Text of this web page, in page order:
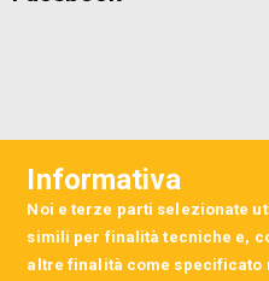
Informativa
Noi e terze parti selezionate
simili per finalità tecniche e,
altre finalità come specificato